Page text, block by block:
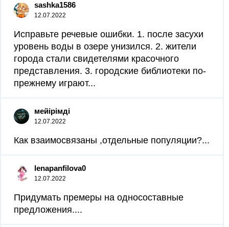
sashka1586
12.07.2022
Исправьте речевые ошибки. 1. после засухи
уровень воды в озере унизился. 2. жители
города стали свидетелями красочного
представления. 3. городские библиотеки по-
прежнему играют...
мейірімді
12.07.2022
Как взаимосвязаны ,отдельные популяции?...
lenapanfilova0
12.07.2022
Придумать премеры на односоставные
предложения....